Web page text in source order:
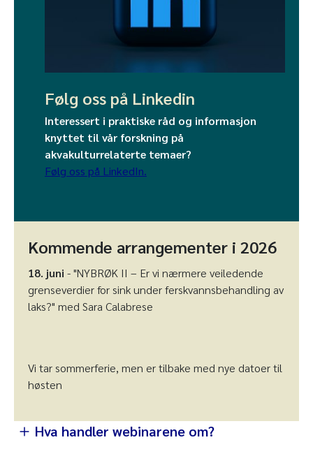
Følg oss på Linkedin
Interessert i praktiske råd og informasjon
knyttet til vår forskning på
akvakulturrelaterte temaer?
Følg oss på LinkedIn.
Kommende arrangementer i 2026
18. juni - "NYBRØK II – Er vi nærmere veiledende
grenseverdier for sink under ferskvannsbehandling av
laks?" med Sara Calabrese
Vi tar sommerferie, men er tilbake med nye datoer til
høsten
Hva handler webinarene om?